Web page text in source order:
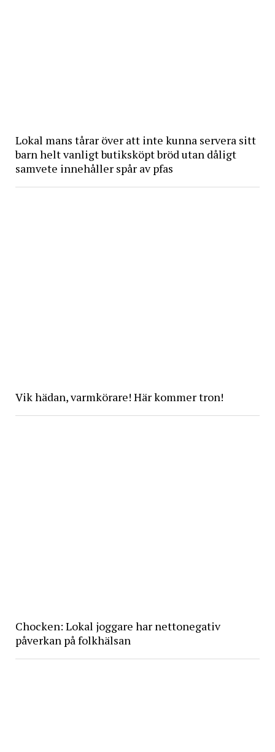
Lokal mans tårar över att inte kunna servera sitt
barn helt vanligt butiksköpt bröd utan dåligt
samvete innehåller spår av pfas
Vik hädan, varmkörare! Här kommer tron!
Chocken: Lokal joggare har nettonegativ
påverkan på folkhälsan